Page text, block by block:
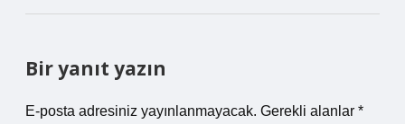
Bir yanıt yazın
E-posta adresiniz yayınlanmayacak. Gerekli alanlar *